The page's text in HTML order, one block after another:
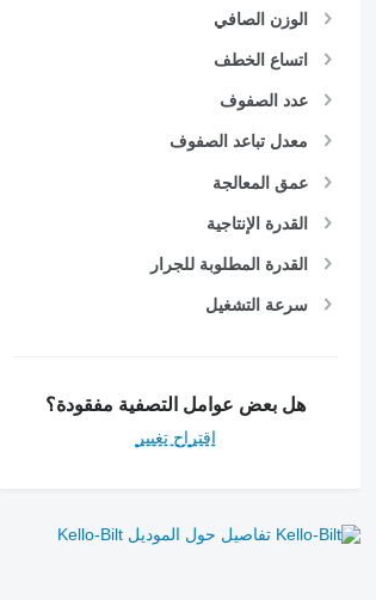
الوزن الصافي
اتساع الخطف
عدد الصفوف
معدل تباعد الصفوف
عمق المعالجة
القدرة الإنتاجية
القدرة المطلوبة للجرار
سرعة التشغيل
هل بعض عوامل التصفية مفقودة؟
اقتراح تغيير
تفاصيل حول الموديل Kello-Bilt